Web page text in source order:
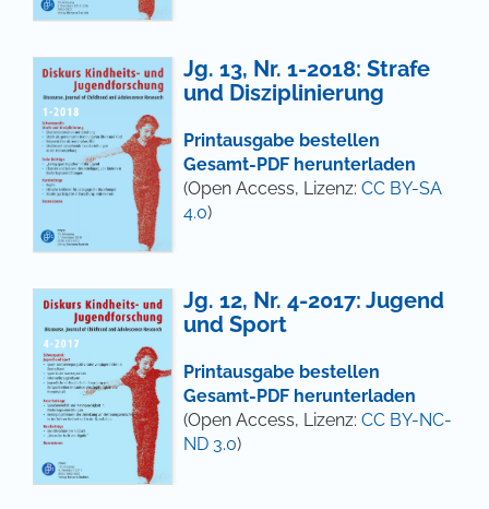
Jg. 13, Nr. 1-2018: Strafe
und Disziplinierung
Printausgabe bestellen
Gesamt-PDF herunterladen
(Open Access, Lizenz: CC BY-SA
4.0)
Jg. 12, Nr. 4-2017: Jugend
und Sport
Printausgabe bestellen
Gesamt-PDF herunterladen
(Open Access, Lizenz: CC BY-NC-
ND 3.0)